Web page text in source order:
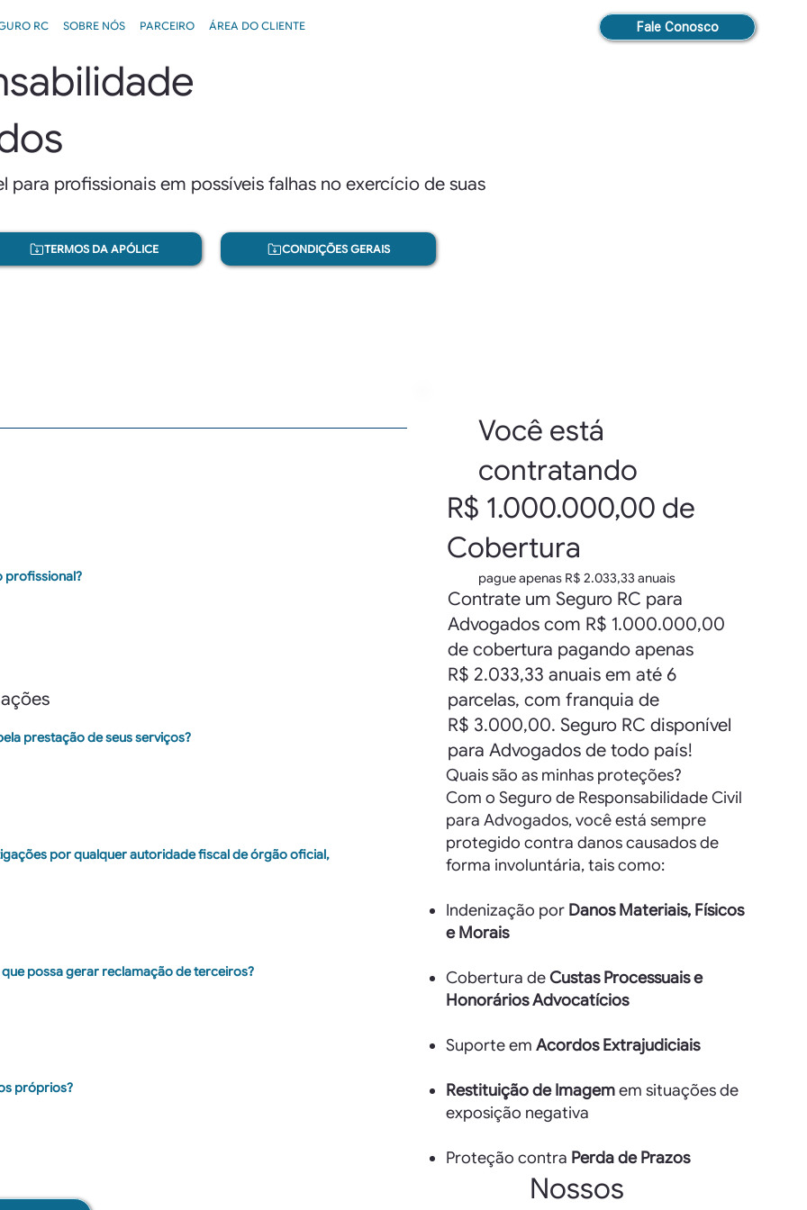
RC SOBRE NÓS PARCEIRO ÁREA DO CLIENTE Fale Conosco
para profissionais em possíveis falhas no exercício de suas
TERMOS DA APÓLICE CONDIÇÕES GERAIS
Você está
contratando
R$ 1.000.000,00 de
Cobertura
pague apenas R$ 2.033,33 anuais
Contrate um Seguro RC para
Advogados com R$ 1.000.000,00
de cobertura pagando apenas
R$ 2.033,33 anuais em até 6
parcelas, com franquia de
R$ 3.000,00. Seguro RC disponível
para Advogados de todo país!
Quais são as minhas proteções?
Com o Seguro de Responsabilidade Civil
para Advogados, você está sempre
protegido contra danos causados de
forma involuntária, tais como:
Indenização por Danos Materiais, Físicos
e Morais
Cobertura deCustas Processuais e
Honorários Advocatícios
Suporte emAcordos Extrajudiciais
Restituição de Imagemem situações de
exposição negativa
Proteção contra Perda de Prazos
Nossos
profissional?
prestação de seus serviços?
por qualquer autoridade fiscal de órgão oficial,
possa gerar reclamação de terceiros?
próprios?